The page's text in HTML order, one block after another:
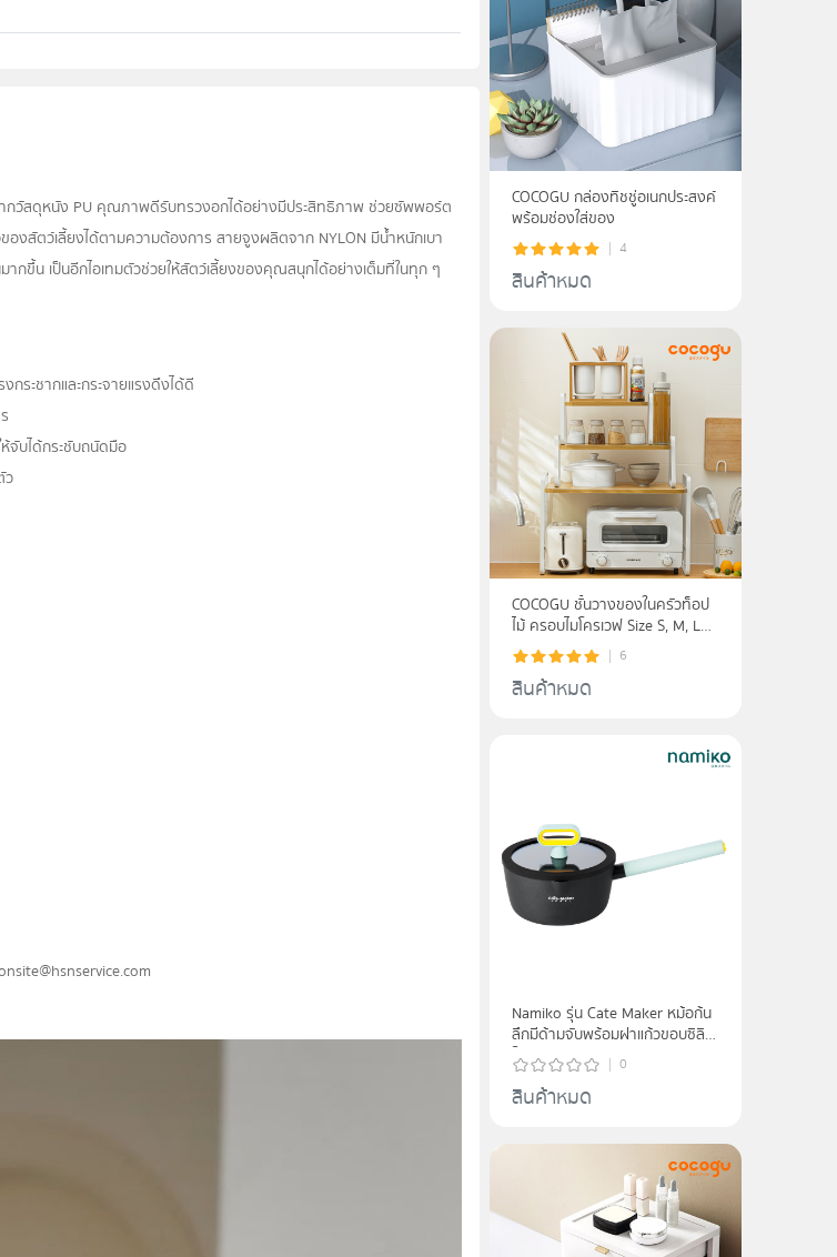
กวัสดุหนัง PU คุณภาพดีรับทรวงอกได้อย่างมีประสิทธิภาพ ช่วยซัพพอร์ต
องสัตว์เลี้ยงได้ตามความต้องการ สายจูงผลิตจาก NYLON มีน้ำหนักเบา
ขึ้น เป็นอีกไอเทมตัวช่วยให้สัตว์เลี้ยงของคุณสนุกได้อย่างเต็มที่ในทุก ๆ
ะชากและกระจายแรงดึงได้ดี
จับได้กระชับถนัดมือ
ว
COCOGU กล่องทิชชู่อเนกประสงค์
พร้อมช่องใส่ของ
4
สินค้าหมด
COCOGU ชั้นวางของในครัวท็อป
ไม้ ครอบไมโครเวฟ Size S, M, L
รุ่น A061 - white 6
สินค้าหมด
Namiko รุ่น Cate Maker หม้อก้น
ลึกมีด้ามจับพร้อมฝาแก้วขอบซิลิ
โคน 18 cm KCA1007 - Grey
0
สินค้าหมด